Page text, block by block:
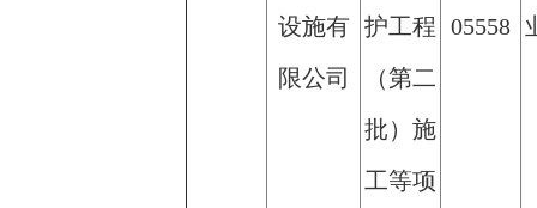
设施有
限公司
护工程
（第二
批）施
工等项
05558